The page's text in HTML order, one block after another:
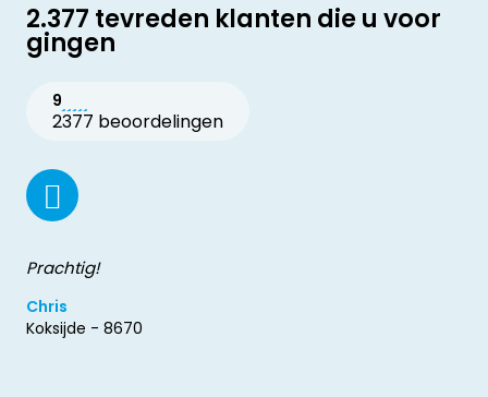
2.377 tevreden klanten die u voor
gingen
9
2377 beoordelingen
Prachtig!
Chris
Koksijde - 8670